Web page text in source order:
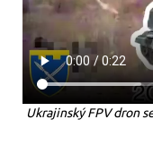
Ukrajinský FPV dron